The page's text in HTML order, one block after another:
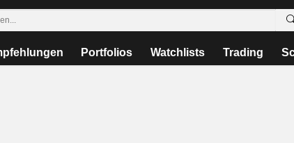
Portfolios Watchlists Trading